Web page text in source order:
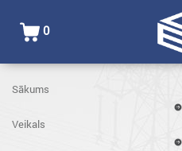
0
Sākums
Veikals